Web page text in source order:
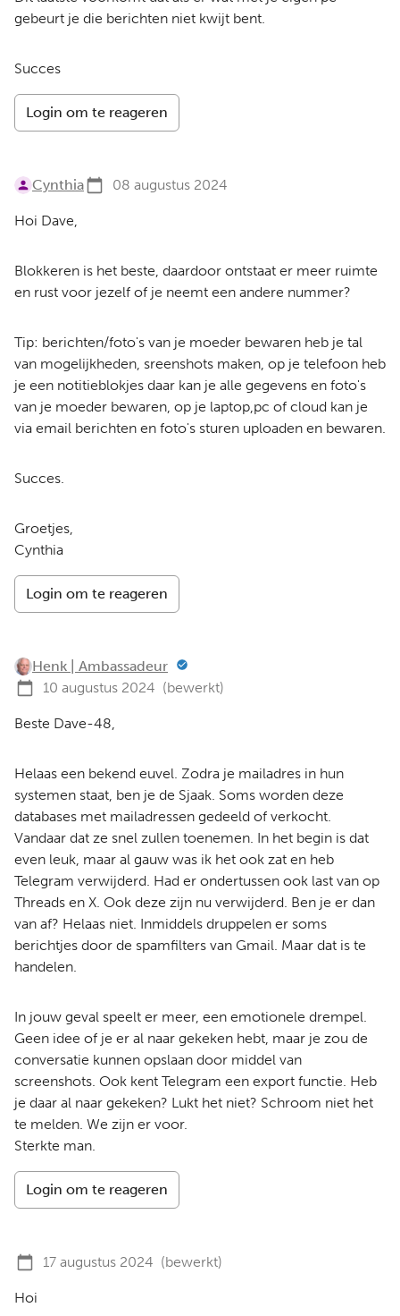
gebeurt je die berichten niet kwijt bent.
Succes
Login om te reageren
Cynthia 08 augustus 2024
Hoi Dave,
Blokkeren is het beste, daardoor ontstaat er meer ruimte
en rust voor jezelf of je neemt een andere nummer?
Tip: berichten/foto's van je moeder bewaren heb je tal
van mogelijkheden, sreenshots maken, op je telefoon heb
je een notitieblokjes daar kan je alle gegevens en foto's
van je moeder bewaren, op je laptop,pc of cloud kan je
via email berichten en foto's sturen uploaden en bewaren.
Succes.
Groetjes,
Cynthia
Login om te reageren
Henk | Ambassadeur
10 augustus 2024 (bewerkt)
Beste Dave-48,
Helaas een bekend euvel. Zodra je mailadres in hun
systemen staat, ben je de Sjaak. Soms worden deze
databases met mailadressen gedeeld of verkocht.
Vandaar dat ze snel zullen toenemen. In het begin is dat
even leuk, maar al gauw was ik het ook zat en heb
Telegram verwijderd. Had er ondertussen ook last van op
Threads en X. Ook deze zijn nu verwijderd. Ben je er dan
van af? Helaas niet. Inmiddels druppelen er soms
berichtjes door de spamfilters van Gmail. Maar dat is te
handelen.
In jouw geval speelt er meer, een emotionele drempel.
Geen idee of je er al naar gekeken hebt, maar je zou de
conversatie kunnen opslaan door middel van
screenshots. Ook kent Telegram een export functie. Heb
je daar al naar gekeken? Lukt het niet? Schroom niet het
te melden. We zijn er voor.
Sterkte man.
Login om te reageren
17 augustus 2024 (bewerkt)
Hoi